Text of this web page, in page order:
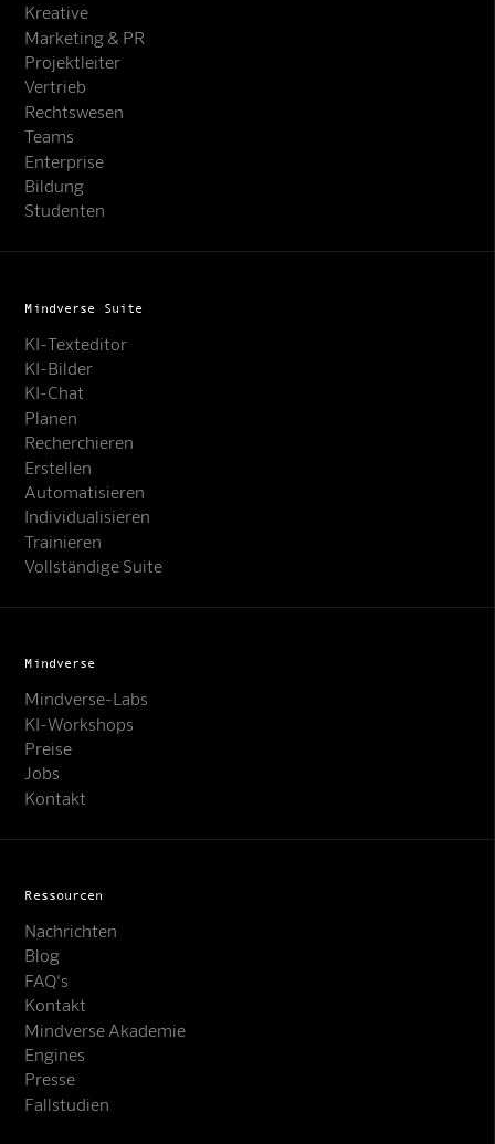
Online · KI-Assistent
Kreative
Marketing & PR
Projektleiter
Vertrieb
Rechtswesen
Teams
Enterprise
Bildung
Studenten
Mindverse Suite
KI-Texteditor
KI-Bilder
KI-Chat
Planen
Recherchieren
Erstellen
Automatisieren
Individualisieren
Trainieren
Vollständige Suite
Mindverse
Mindverse-Labs
KI-Workshops
Preise
Jobs
Kontakt
Ressourcen
Nachrichten
Blog
FAQ's
Kontakt
Mindverse Akademie
Engines
Presse
Fallstudien